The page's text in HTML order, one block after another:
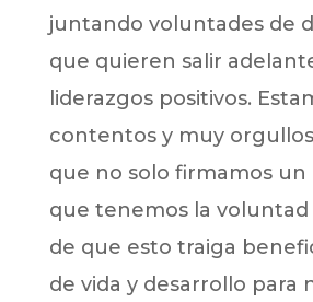
juntando voluntades de
que quieren salir
liderazgos positivos.
contentos y muy
que no solo firmamos un
que tenemos la voluntad
de que esto traiga
de vida y desarrollo para